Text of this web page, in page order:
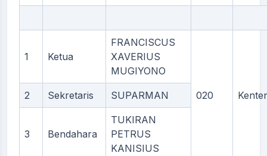
1 Ketua
FRANCISCUS
XAVERIUS
MUGIYONO
020
2 Sekretaris SUPARMAN
3 Bendahara
TUKIRAN
PETRUS
KANISIUS